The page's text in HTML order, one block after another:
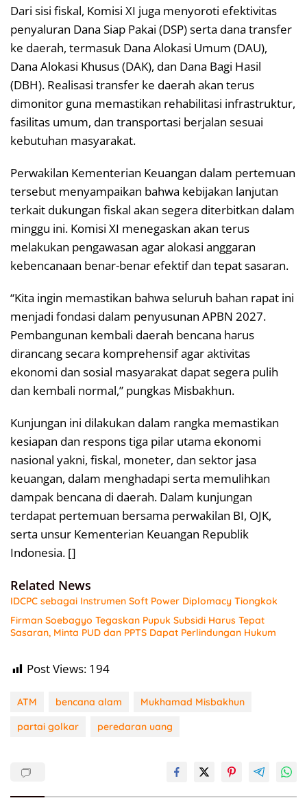
Dari sisi fiskal, Komisi XI juga menyoroti efektivitas
penyaluran Dana Siap Pakai (DSP) serta dana transfer
ke daerah, termasuk Dana Alokasi Umum (DAU),
Dana Alokasi Khusus (DAK), dan Dana Bagi Hasil
(DBH). Realisasi transfer ke daerah akan terus
dimonitor guna memastikan rehabilitasi infrastruktur,
fasilitas umum, dan transportasi berjalan sesuai
kebutuhan masyarakat.
Perwakilan Kementerian Keuangan dalam pertemuan
tersebut menyampaikan bahwa kebijakan lanjutan
terkait dukungan fiskal akan segera diterbitkan dalam
minggu ini. Komisi XI menegaskan akan terus
melakukan pengawasan agar alokasi anggaran
kebencanaan benar-benar efektif dan tepat sasaran.
“Kita ingin memastikan bahwa seluruh bahan rapat ini
menjadi fondasi dalam penyusunan APBN 2027.
Pembangunan kembali daerah bencana harus
dirancang secara komprehensif agar aktivitas
ekonomi dan sosial masyarakat dapat segera pulih
dan kembali normal,” pungkas Misbakhun.
Kunjungan ini dilakukan dalam rangka memastikan
kesiapan dan respons tiga pilar utama ekonomi
nasional yakni, fiskal, moneter, dan sektor jasa
keuangan, dalam menghadapi serta memulihkan
dampak bencana di daerah. Dalam kunjungan
terdapat pertemuan bersama perwakilan BI, OJK,
serta unsur Kementerian Keuangan Republik
Indonesia. []
Related News
IDCPC sebagai Instrumen Soft Power Diplomacy Tiongkok
Firman Soebagyo Tegaskan Pupuk Subsidi Harus Tepat
Sasaran, Minta PUD dan PPTS Dapat Perlindungan Hukum
Post Views: 194
ATM bencana alam
Mukhamad Misbakhun
partai golkar
peredaran uang